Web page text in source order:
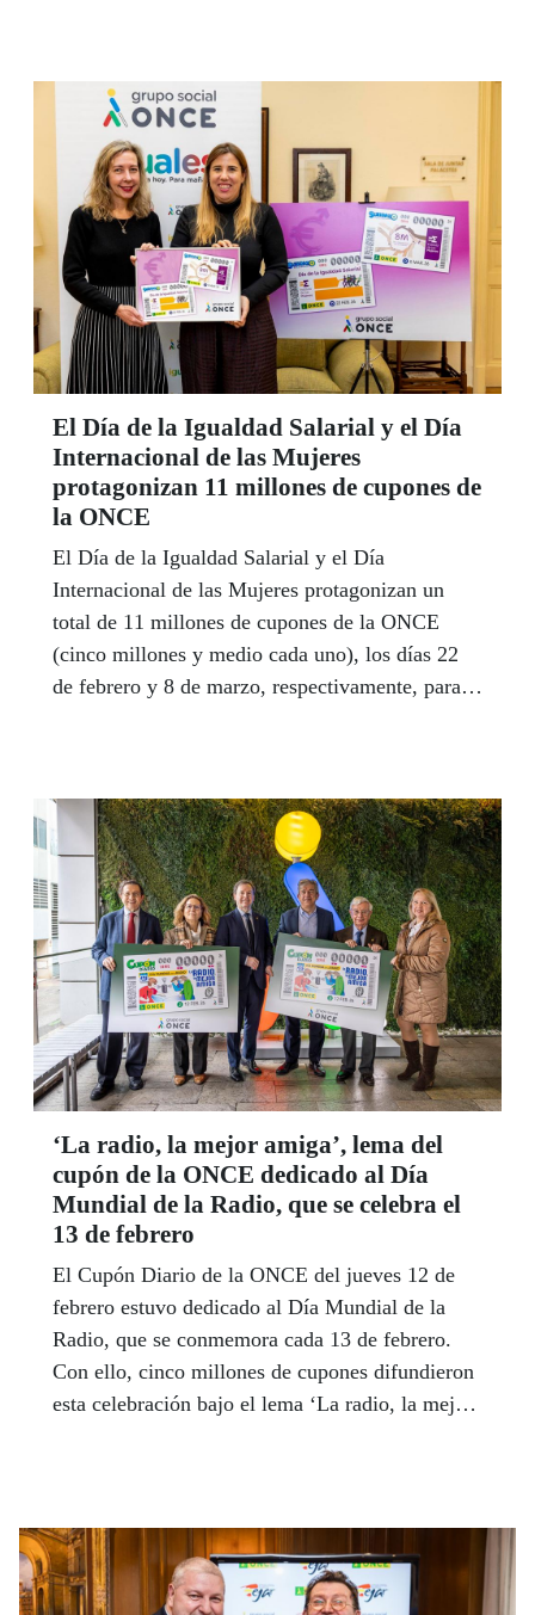
El Día de la Igualdad Salarial y el Día
Internacional de las Mujeres
protagonizan 11 millones de cupones de
la ONCE
El Día de la Igualdad Salarial y el Día
Internacional de las Mujeres protagonizan un
total de 11 millones de cupones de la ONCE
(cinco millones y medio cada uno), los días 22
de febrero y 8 de marzo, respectivamente, para
‘La radio, la mejor amiga’, lema del
cupón de la ONCE dedicado al Día
Mundial de la Radio, que se celebra el
13 de febrero
El Cupón Diario de la ONCE del jueves 12 de
febrero estuvo dedicado al Día Mundial de la
Radio, que se conmemora cada 13 de febrero.
Con ello, cinco millones de cupones difundieron
esta celebración bajo el lema ‘La radio, la mejor